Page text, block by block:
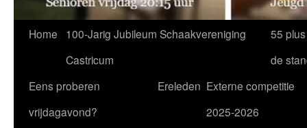
Home
100-Jarig Jubileum Schaakvereniging
Castricum
55
de
Eens proberen
vrijdagavond?
Ereleden Externe competitie
2025-2026